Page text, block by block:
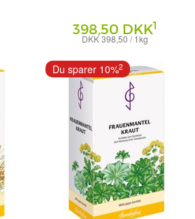
398,50 DKK1
DKK 398,50 / 1kg
Bombastus-Werke AG
Du sparer 10%2